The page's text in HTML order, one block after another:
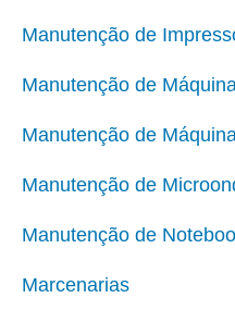
Manutenção de
Manutenção de
Manutenção de
Manutenção de
Manutenção de
Marcenarias